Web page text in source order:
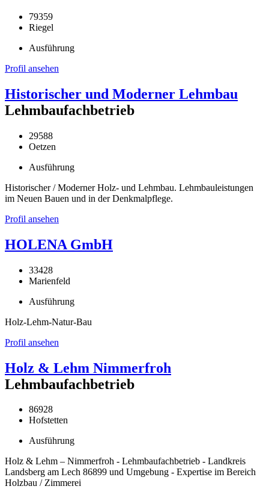
79359
Riegel
Ausführung
Profil ansehen
Historischer und Moderner Lehmbau
Lehmbaufachbetrieb
29588
Oetzen
Ausführung
Historischer / Moderner Holz- und Lehmbau. Lehmbauleistungen
im Neuen Bauen und in der Denkmalpflege.
Profil ansehen
HOLENA GmbH
33428
Marienfeld
Ausführung
Holz-Lehm-Natur-Bau
Profil ansehen
Holz & Lehm Nimmerfroh
Lehmbaufachbetrieb
86928
Hofstetten
Ausführung
Holz & Lehm – Nimmerfroh - Lehmbaufachbetrieb - Landkreis
Landsberg am Lech 86899 und Umgebung - Expertise im Bereich
Holzbau / Zimmerei